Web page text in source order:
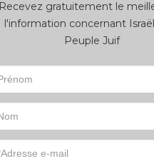
Recevez gratuitement le
l'information concernant
Peuple Juif